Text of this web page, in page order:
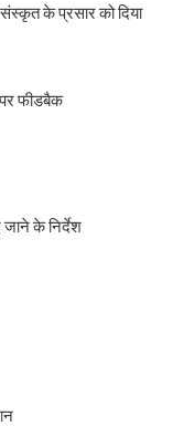
के प्रसार को दिया
पर फीडबैक
के निर्देश